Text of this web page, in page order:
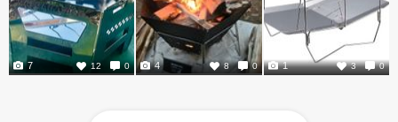
12 0
7 8 0
4 3 0
1